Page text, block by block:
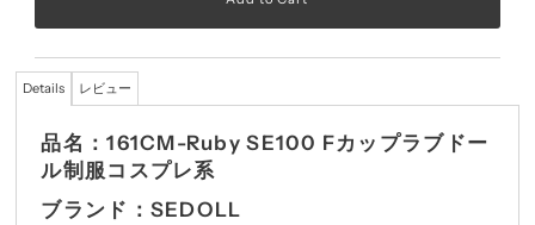
Details レビュー
品名：161CM-Ruby SE100 Fカップラブドー
ル制服コスプレ系
ブランド：SEDOLL